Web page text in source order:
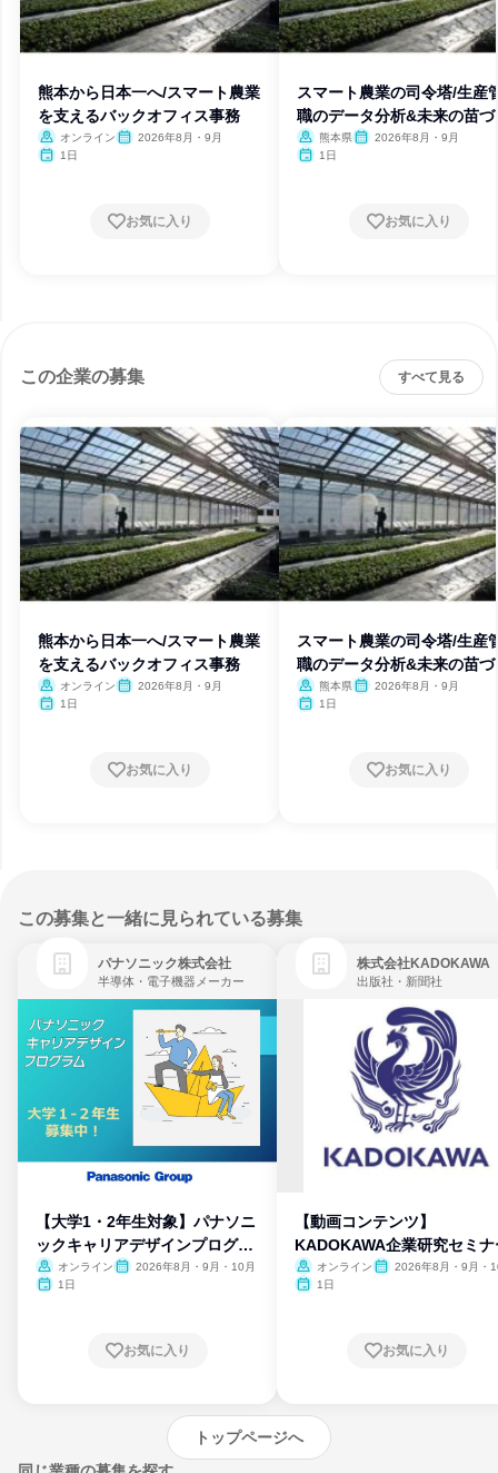
熊本から日本一へ/スマート農業
を支えるバックオフィス事務
オンライン
2026年8月・9月
1日
お気に入り
スマート農業の司令塔/生産
職のデータ分析&未来の苗づ
り 熊本県
2026年8月・9月
1日
お気に入り
この企業の募集 すべて見る
熊本から日本一へ/スマート農業
を支えるバックオフィス事務
オンライン
2026年8月・9月
1日
お気に入り
スマート農業の司令塔/生産
職のデータ分析&未来の苗づ
り 熊本県
2026年8月・9月
1日
お気に入り
この募集と一緒に見られている募集
パナソニック株式会社
半導体・電子機器メーカー
【大学1・2年生対象】パナソニ
ックキャリアデザインプログラ
ム
オンライン
2026年8月・9月・10月
1日
お気に入り
株式会社KADOKAWA
出版社・新聞社
【動画コンテンツ】
KADOKAWA企業研究セミナ
オンライン
2026年8月・9月・
1日
お気に入り
トップページへ